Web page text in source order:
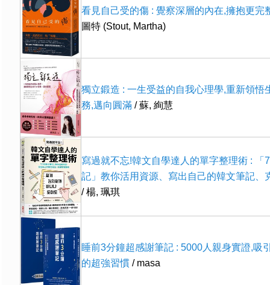
看見自己受的傷 : 覺察深層的內在,擁抱更完
圖特 (Stout, Martha)
獨立鍛造 : 一生受益的自我心理學,重新領悟
務,邁向圓滿 / 蘇, 絢慧
寫過就不忘!韓文自學達人的單字整理術 : 「
記」教你活用資源、寫出自己的韓文筆記、
/ 楊, 珮琪
睡前3分鐘超感謝筆記 : 5000人親身實證,吸
的超強習慣 / masa